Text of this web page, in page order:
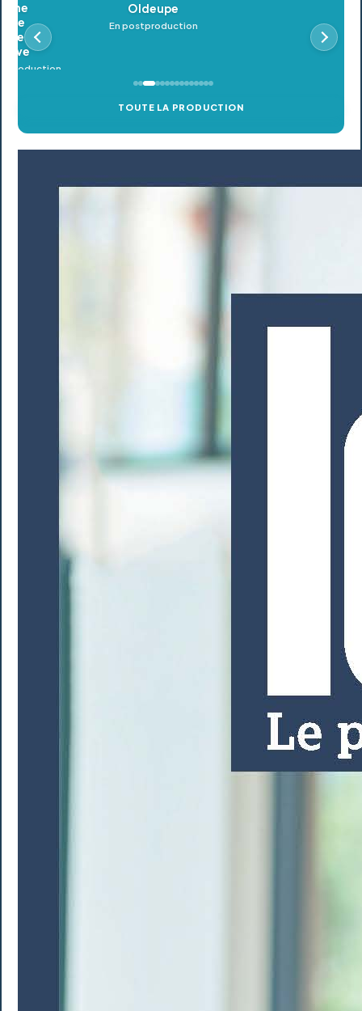
Oldeupe
En postproduction
TOUTE LA PRODUCTION